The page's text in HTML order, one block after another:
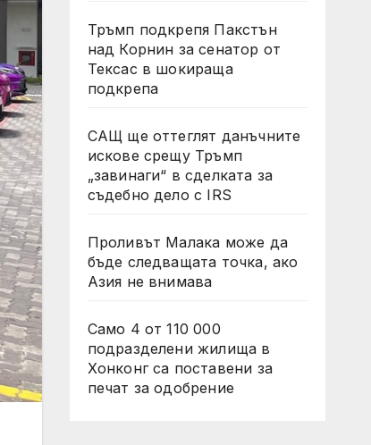
Тръмп подкрепя Пакстън
над Корнин за сенатор от
Тексас в шокираща
подкрепа
САЩ ще оттеглят данъчните
искове срещу Тръмп
„завинаги“ в сделката за
съдебно дело с IRS
Проливът Малака може да
бъде следващата точка, ако
Азия не внимава
Само 4 от 110 000
подразделени жилища в
Хонконг са поставени за
печат за одобрение